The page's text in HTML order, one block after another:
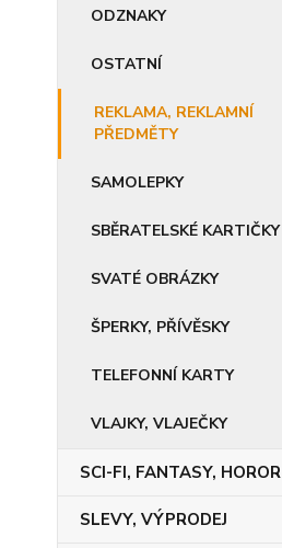
ODZNAKY
OSTATNÍ
REKLAMA, REKLAMNÍ
PŘEDMĚTY
SAMOLEPKY
SBĚRATELSKÉ KARTIČKY
SVATÉ OBRÁZKY
ŠPERKY, PŘÍVĚSKY
TELEFONNÍ KARTY
VLAJKY, VLAJEČKY
SCI-FI, FANTASY, HOROR
SLEVY, VÝPRODEJ